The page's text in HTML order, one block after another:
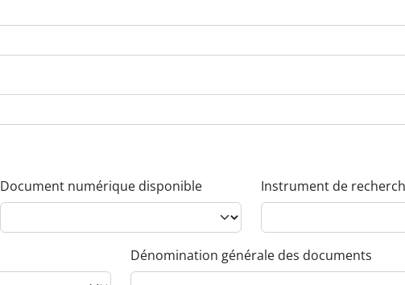
Document numérique disponible Instrument de
Dénomination générale des documents